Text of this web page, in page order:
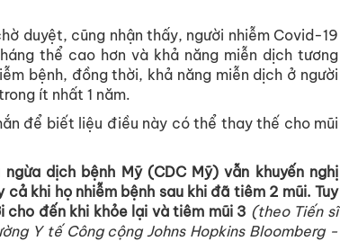
duyệt, cũng nhận thấy, người nhiễm Covid-19
thể cao hơn và khả năng miễn dịch tương
bệnh, đồng thời, khả năng miễn dịch ở người
ít nhất 1 năm.
để biết liệu điều này có thể thay thế cho mũi
dịch bệnh Mỹ (CDC Mỹ) vẫn khuyến nghị
khi họ nhiễm bệnh sau khi đã tiêm 2 mũi. Tuy
cho đến khi khỏe lại và tiêm mũi 3 (theo Tiến sĩ
Y tế Công cộng Johns Hopkins Bloomberg -